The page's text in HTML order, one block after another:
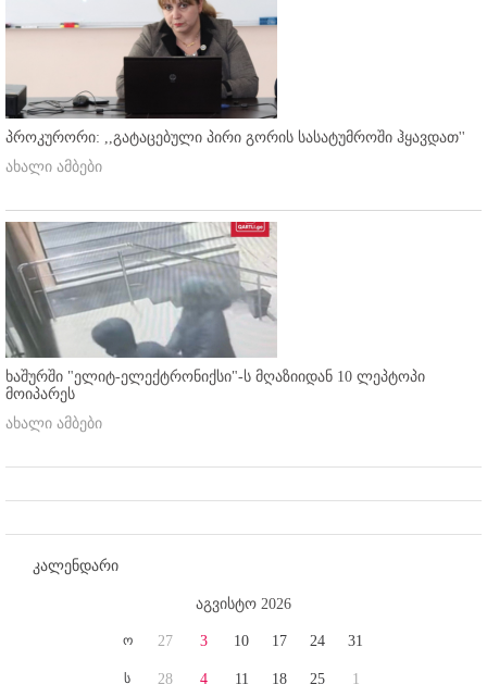
პროკურორი: ,,გატაცებული პირი გორის სასატუმროში ჰყავდათ''
ახალი ამბები
ხაშურში "ელიტ-ელექტრონიქსი"-ს მღაზიიდან 10 ლეპტოპი
მოიპარეს
ახალი ამბები
კალენდარი
აგვისტო 2026
ო
ს
27
28
3
4
10
11
17
18
24
25
31
1